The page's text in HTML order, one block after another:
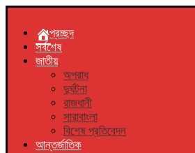
প্রচ্ছদ
সর্বশেষ
জাতীয়
অপরাধ
দুর্ঘটনা
রাজধানী
সারাবাংলা
বিশেষ প্রতিবেদন
আন্তর্জাতিক